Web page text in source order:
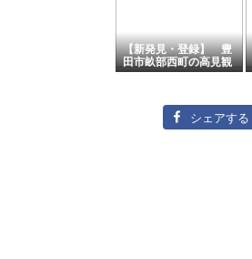
【新発見・登録】 豊
田市畝部西町の高見観
音
シェアする